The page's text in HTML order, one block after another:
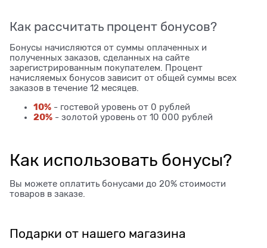
Как рассчитать процент бонусов?
Бонусы начисляются от суммы оплаченных и
полученных заказов, сделанных на сайте
зарегистрированным покупателем. Процент
начисляемых бонусов зависит от общей суммы всех
заказов в течение 12 месяцев.
10% - гостевой уровень от 0 рублей
20% - золотой уровень от 10 000 рублей
Как использовать бонусы?
Вы можете оплатить бонусами до 20% стоимости
товаров в заказе.
Подарки от нашего магазина